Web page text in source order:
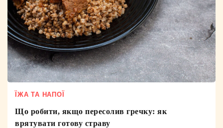
ЇЖА ТА НАПОЇ
Що робити, якщо пересолив гречку: як
врятувати готову страву